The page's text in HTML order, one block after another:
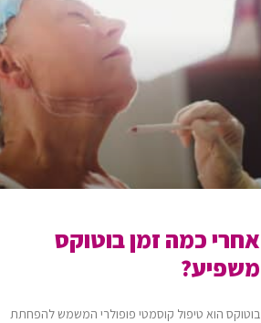
אחרי כמה זמן בוטוקס
משפיע?
בוטוקס הוא טיפול קוסמטי פופולרי המשמש להפחתת